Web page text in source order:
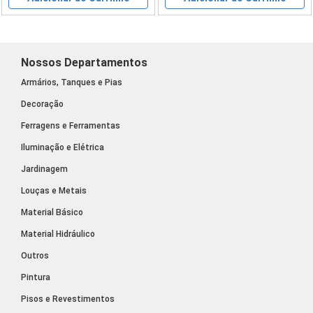
Nossos Departamentos
Armários, Tanques e Pias
Decoração
Ferragens e Ferramentas
Iluminação e Elétrica
Jardinagem
Louças e Metais
Material Básico
Material Hidráulico
Outros
Pintura
Pisos e Revestimentos